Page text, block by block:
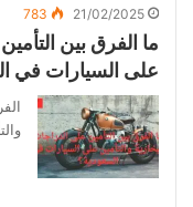
21/02/2025
783
ما الفرق بين
على السيارات في